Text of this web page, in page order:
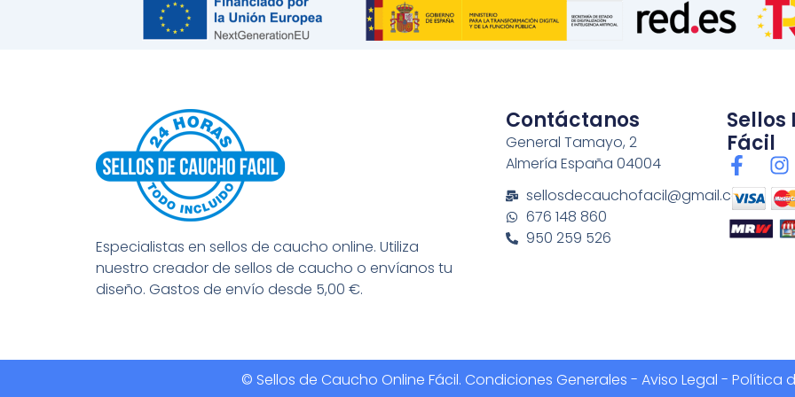
Especialistas en sellos de caucho online. Utiliza
nuestro creador de sellos de caucho o envíanos tu
diseño. Gastos de envío desde 5,00 €.
Contáctanos
General Tamayo, 2
Almería España 04004
sellosdecauchofacil@gmail.com
676 148 860
950 259 526
Sellos
Fácil
F
a
c
e
b
I
n
s
t
a
© Sellos de Caucho Online Fácil. Condiciones Generales - Aviso Legal - Política